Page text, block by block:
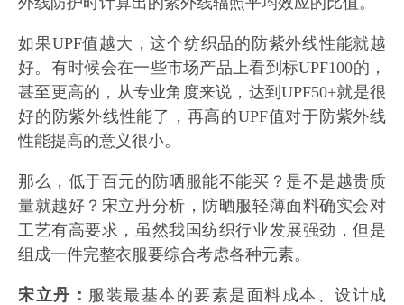
如果UPF值越大，这个纺织品的防紫外线性能就越
好。有时候会在一些市场产品上看到标UPF100的，
甚至更高的，从专业角度来说，达到UPF50+就是很
好的防紫外线性能了，再高的UPF值对于防紫外线
性能提高的意义很小。
那么，低于百元的防晒服能不能买？是不是越贵质
量就越好？宋立丹分析，防晒服轻薄面料确实会对
工艺有高要求，虽然我国纺织行业发展强劲，但是
组成一件完整衣服要综合考虑各种元素。
宋立丹： 服装最基本的要素是面料成本、设计成